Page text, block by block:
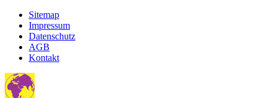
Sitemap
Impressum
Datenschutz
AGB
Kontakt